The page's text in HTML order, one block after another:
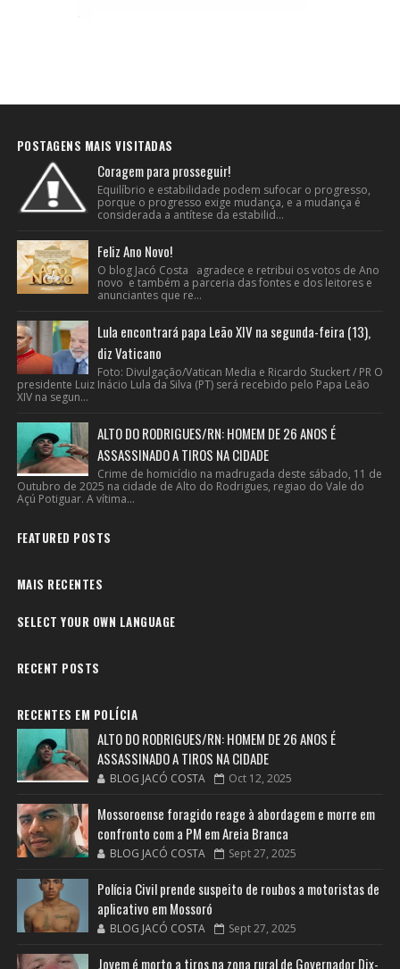
POSTAGENS MAIS VISITADAS
Coragem para prosseguir!
Equilíbrio e estabilidade podem sufocar o progresso,
porque o progresso exige mudança, e a mudança é
considerada a antítese da estabilid...
Feliz Ano Novo!
O blog Jacó Costa agradece e retribui os votos de Ano
novo e também a parceria das fontes e dos leitores e
anunciantes que re...
Lula encontrará papa Leão XIV na segunda-feira (13),
diz Vaticano
Foto: Divulgação/Vatican Media e Ricardo Stuckert / PR O
presidente Luiz Inácio Lula da Silva (PT) será recebido pelo Papa Leão
XIV na segun...
ALTO DO RODRIGUES/RN: HOMEM DE 26 ANOS É
ASSASSINADO A TIROS NA CIDADE
Crime de homicídio na madrugada deste sábado, 11 de
Outubro de 2025 na cidade de Alto do Rodrigues, regiao do Vale do
Açú Potiguar. A vítima...
FEATURED POSTS
MAIS RECENTES
SELECT YOUR OWN LANGUAGE
RECENT POSTS
RECENTES EM POLÍCIA
ALTO DO RODRIGUES/RN: HOMEM DE 26 ANOS É
ASSASSINADO A TIROS NA CIDADE
BLOG JACÓ COSTA Oct 12, 2025
Mossoroense foragido reage à abordagem e morre em
confronto com a PM em Areia Branca
BLOG JACÓ COSTA Sept 27, 2025
Polícia Civil prende suspeito de roubos a motoristas de
aplicativo em Mossoró
BLOG JACÓ COSTA Sept 27, 2025
Jovem é morto a tiros na zona rural de Governador Dix-